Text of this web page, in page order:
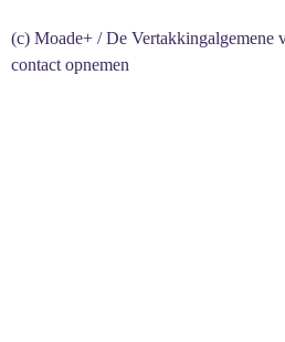
(c) Moade+ / De Vertakkingalgemene
contact opnemen